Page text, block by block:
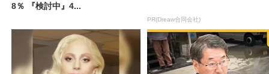
8％ 『検討中』4...
PR(Dreaw合同会社)